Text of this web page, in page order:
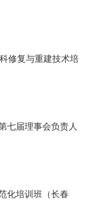
修复与重建技术培
七届理事会负责人
化培训班（长春